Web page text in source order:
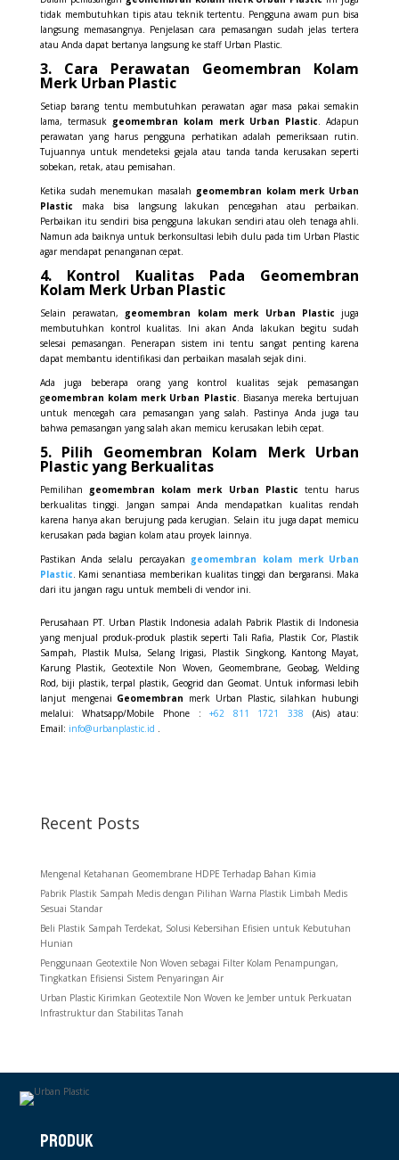
tidak membutuhkan tipis atau teknik tertentu. Pengguna awam pun bisa
langsung memasangnya. Penjelasan cara pemasangan sudah jelas tertera
atau Anda dapat bertanya langsung ke staff Urban Plastic.
3. Cara Perawatan Geomembran Kolam
Merk Urban Plastic
Setiap barang tentu membutuhkan perawatan agar masa pakai semakin
lama, termasuk geomembran kolam merk Urban Plastic. Adapun
perawatan yang harus pengguna perhatikan adalah pemeriksaan rutin.
Tujuannya untuk mendeteksi gejala atau tanda tanda kerusakan seperti
sobekan, retak, atau pemisahan.
Ketika sudah menemukan masalah geomembran kolam merk Urban
Plastic maka bisa langsung lakukan pencegahan atau perbaikan.
Perbaikan itu sendiri bisa pengguna lakukan sendiri atau oleh tenaga ahli.
Namun ada baiknya untuk berkonsultasi lebih dulu pada tim Urban Plastic
agar mendapat penanganan cepat.
4. Kontrol Kualitas Pada Geomembran
Kolam Merk Urban Plastic
Selain perawatan, geomembran kolam merk Urban Plastic juga
membutuhkan kontrol kualitas. Ini akan Anda lakukan begitu sudah
selesai pemasangan. Penerapan sistem ini tentu sangat penting karena
dapat membantu identifikasi dan perbaikan masalah sejak dini.
Ada juga beberapa orang yang kontrol kualitas sejak pemasangan
geomembran kolam merk Urban Plastic. Biasanya mereka bertujuan
untuk mencegah cara pemasangan yang salah. Pastinya Anda juga tau
bahwa pemasangan yang salah akan memicu kerusakan lebih cepat.
5. Pilih Geomembran Kolam Merk Urban
Plastic yang Berkualitas
Pemilihan geomembran kolam merk Urban Plastic tentu harus
berkualitas tinggi. Jangan sampai Anda mendapatkan kualitas rendah
karena hanya akan berujung pada kerugian. Selain itu juga dapat memicu
kerusakan pada bagian kolam atau proyek lainnya.
Pastikan Anda selalu percayakan geomembran kolam merk Urban
Plastic. Kami senantiasa memberikan kualitas tinggi dan bergaransi. Maka
dari itu jangan ragu untuk membeli di vendor ini.
Perusahaan PT. Urban Plastik Indonesia adalah Pabrik Plastik di Indonesia
yang menjual produk-produk plastik seperti Tali Rafia, Plastik Cor, Plastik
Sampah, Plastik Mulsa, Selang Irigasi, Plastik Singkong, Kantong Mayat,
Karung Plastik, Geotextile Non Woven, Geomembrane, Geobag, Welding
Rod, biji plastik, terpal plastik, Geogrid dan Geomat. Untuk informasi lebih
lanjut mengenai Geomembran merk Urban Plastic, silahkan hubungi
melalui: Whatsapp/Mobile Phone :+62 811 1721 338 (Ais) atau:
Email: info@urbanplastic.id .
Recent Posts
Mengenal Ketahanan Geomembrane HDPE Terhadap Bahan Kimia
Pabrik Plastik Sampah Medis dengan Pilihan Warna Plastik Limbah Medis
Sesuai Standar
Beli Plastik Sampah Terdekat, Solusi Kebersihan Efisien untuk Kebutuhan
Hunian
Penggunaan Geotextile Non Woven sebagai Filter Kolam Penampungan,
Tingkatkan Efisiensi Sistem Penyaringan Air
Urban Plastic Kirimkan Geotextile Non Woven ke Jember untuk Perkuatan
Infrastruktur dan Stabilitas Tanah
PRODUK